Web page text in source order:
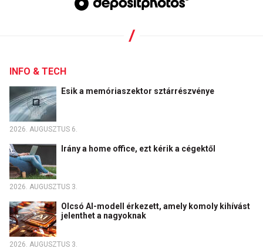
INFO & TECH
Esik a memóriaszektor sztárrészvénye
2026. AUGUSZTUS 6.
Irány a home office, ezt kérik a cégektől
2026. AUGUSZTUS 3.
Olcsó AI-modell érkezett, amely komoly kihívást
jelenthet a nagyoknak
2026. AUGUSZTUS 3.